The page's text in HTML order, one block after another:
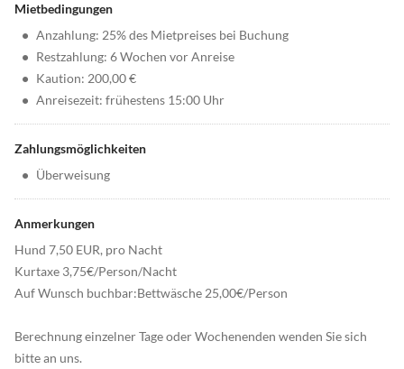
Mietbedingungen
• Anzahlung: 25% des Mietpreises bei Buchung
• Restzahlung: 6 Wochen vor Anreise
• Kaution: 200,00 €
• Anreisezeit: frühestens 15:00 Uhr
Zahlungsmöglichkeiten
• Überweisung
Anmerkungen
Hund 7,50 EUR, pro Nacht
Kurtaxe 3,75€/Person/Nacht
Auf Wunsch buchbar:Bettwäsche 25,00€/Person
Berechnung einzelner Tage oder Wochenenden wenden Sie sich
bitte an uns.